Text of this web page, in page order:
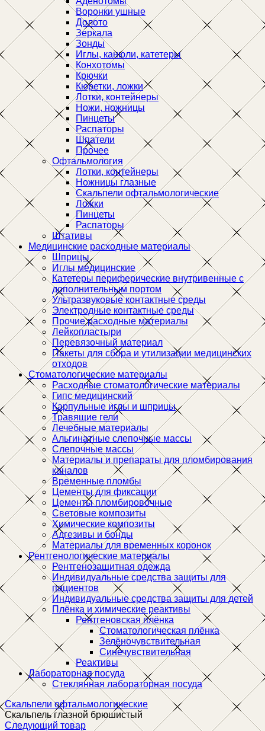
Воронки ушные
Долото
Зеркала
Зонды
Иглы, канюли, катетеры
Конхотомы
Крючки
Кюретки, ложки
Лотки, контейнеры
Ножи, ножницы
Пинцеты
Распаторы
Шпатели
Прочее
Офтальмология
Лотки, контейнеры
Ножницы глазные
Скальпели офтальмологические
Ложки
Пинцеты
Распаторы
Штативы
Медицинские расходные материалы
Шприцы
Иглы медицинские
Катетеры периферические внутривенные с
дополнительным портом
Ультразвуковые контактные среды
Электродные контактные среды
Прочие расходные материалы
Лейкопластыри
Перевязочный материал
Пакеты для сбора и утилизации медицинских
отходов
Стоматологические материалы
Расходные стоматологические материалы
Гипс медицинский
Карпульные иглы и шприцы
Травящие гели
Лечебные материалы
Альгинатные слепочные массы
Слепочные массы
Материалы и препараты для пломбирования
каналов
Временные пломбы
Цементы для фиксации
Цементы пломбировочные
Световые композиты
Химические композиты
Адгезивы и бонды
Материалы для временных коронок
Рентгенологические материалы
Рентгенозащитная одежда
Индивидуальные средства защиты для
пациентов
Индивидуальные средства защиты для детей
Плёнка и химические реактивы
Рентгеновская плёнка
Стоматологическая плёнка
Зелёночувствительная
Синечувствительная
Реактивы
Лабораторная посуда
Стеклянная лабораторная посуда
Скальпели офтальмологические
Скальпель глазной брюшистый
Следующий товар